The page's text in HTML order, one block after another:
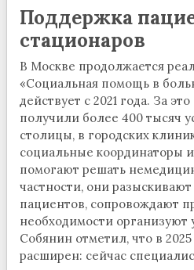
Поддержка
стационаров
В Москве продолжается
«Социальная помощь в
действует с 2021 года. За
получили более 400 тысяч
столицы, в городских
социальные координаторы
помогают решать
частности, они
пациентов, сопровождают
необходимости организуют
Собянин отметил, что в
расширен: сейчас